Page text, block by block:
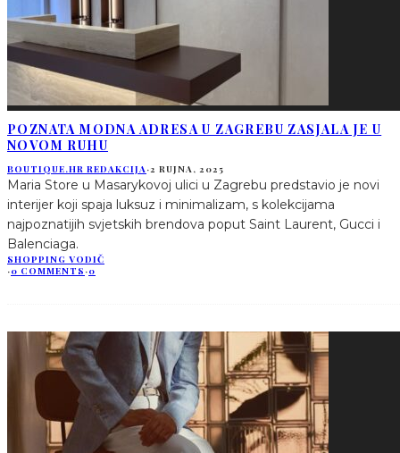
POZNATA MODNA ADRESA U ZAGREBU ZASJALA JE U
NOVOM RUHU
BOUTIQUE.HR REDAKCIJA·2 RUJNA, 2025
Maria Store u Masarykovoj ulici u Zagrebu predstavio je novi
interijer koji spaja luksuz i minimalizam, s kolekcijama
najpoznatijih svjetskih brendova poput Saint Laurent, Gucci i
Balenciaga.
SHOPPING VODIČ
·0 COMMENTS ·0